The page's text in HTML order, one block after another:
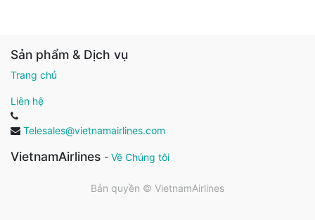
Sản phẩm & Dịch vụ
Trang chủ
Liên hệ
Telesales@vietnamairlines.com
VietnamAirlines - Về Chúng tôi
Bản quyền © VietnamAirlines